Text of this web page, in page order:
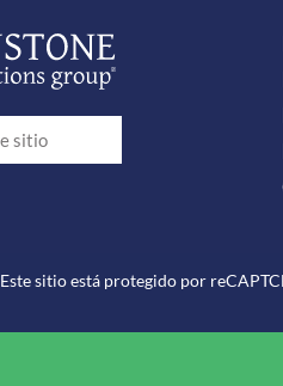
Este sitio está protegido por